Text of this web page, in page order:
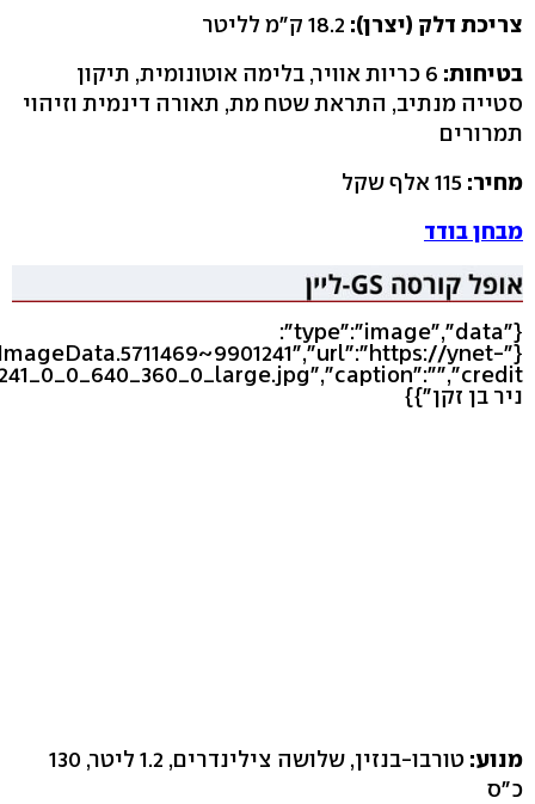
צריכת דלק (יצרן):
בטיחות:
6 כריות אוויר, בלימה אוטונומית, תיקון
סטייה מנתיב, התראת שטח מת, תאורה דינמית וזיהוי
תמרורים
מחיר:
מבחן בודד
{"type":"image","data":
ynet-
ניר בן זקן"}}
מנוע:
טורבו-בנזין, שלושה צילינדרים, 1.2 ליטר, 130
כ"ס